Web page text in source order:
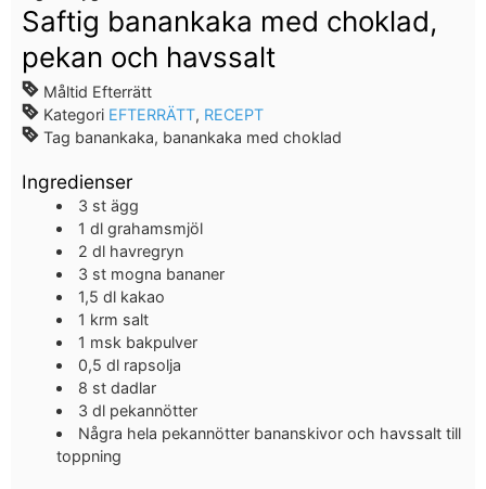
Saftig banankaka med choklad,
pekan och havssalt
Måltid Efterrätt
Kategori EFTERRÄTT, RECEPT
Tag banankaka, banankaka med choklad
Ingredienser
3 st ägg
1 dl grahamsmjöl
2 dl havregryn
3 st mogna bananer
1,5 dl kakao
1 krm salt
1 msk bakpulver
0,5 dl rapsolja
8 st dadlar
3 dl pekannötter
Några hela pekannötter bananskivor och havssalt till
toppning